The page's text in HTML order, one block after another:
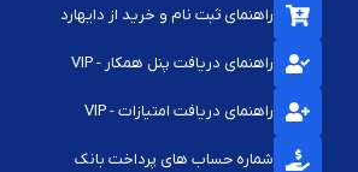
کلید پاور و ریست
پورت USB Type-A و Type-C
سوکت LAN (RJ45)
پورت شارژ و دیتا دسته
راهنمای ثبت نام و خرید از دایهارد
راهنمای دریافت پنل همکار - VIP
راهنمای دریافت امتیازات - VIP
شماره حساب های پرداخت بانک